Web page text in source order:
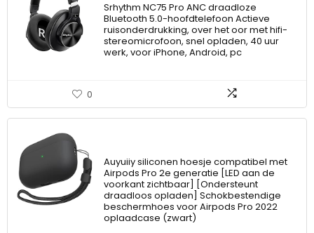
Srhythm NC75 Pro ANC draadloze
Bluetooth 5.0-hoofdtelefoon Actieve
ruisonderdrukking, over het oor met hifi-
stereomicrofoon, snel opladen, 40 uur
werk, voor iPhone, Android, pc
0
Auyuiiy siliconen hoesje compatibel met
Airpods Pro 2e generatie [LED aan de
voorkant zichtbaar] [Ondersteunt
draadloos opladen] Schokbestendige
beschermhoes voor Airpods Pro 2022
oplaadcase (zwart)